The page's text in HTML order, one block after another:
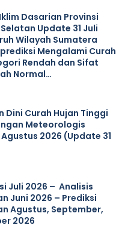
Dasarian Provinsi
Update 31 Juli
Wilayah Sumatera
Mengalami Curah
Rendah dan Sifat
Normal…
Dini Curah Hujan Tinggi
Meteorologis
2026 (Update 31
Juli 2026 – Analisis
Juni 2026 – Prediksi
Agustus, September,
2026